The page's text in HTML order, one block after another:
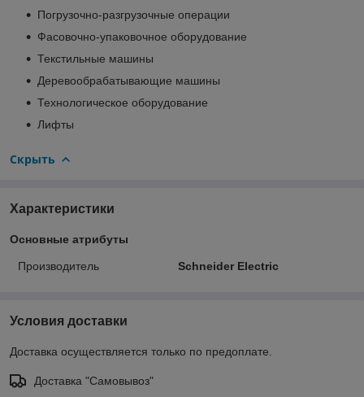
Погрузочно-разгрузочные операции
Фасовочно-упаковочное оборудование
Текстильные машины
Деревообрабатывающие машины
Технологическое оборудование
Лифты
Скрыть
Характеристики
Основные атрибуты
Производитель Schneider Electric
Условия доставки
Доставка осуществляется только по предоплате.
Доставка "Самовывоз"